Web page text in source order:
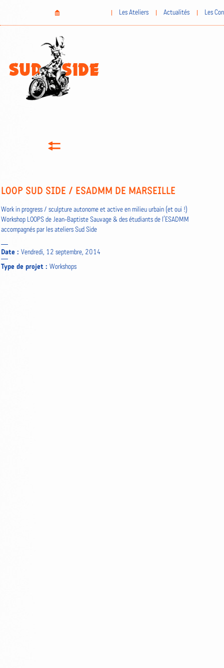
contenu
Home
Les Ateliers Actualités Les
LOOP SUD SIDE / ESADMM DE MARSEILLE
Work in progress / sculpture autonome et active en milieu urbain (et oui !)
Workshop LOOPS de Jean-Baptiste Sauvage & des étudiants de l’ESADMM
accompagnés par les ateliers Sud Side
Date : Vendredi, 12 septembre, 2014
Type de projet : Workshops